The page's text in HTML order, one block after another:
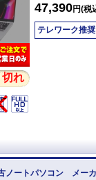
れ
47,390円(税
テレワーク推奨
ノートパソコン メー